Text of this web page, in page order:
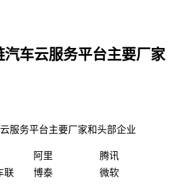
车云服务平台主要厂家
阿里
腾讯
联 博泰 微软